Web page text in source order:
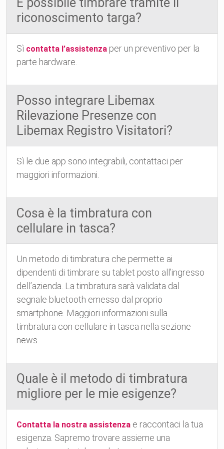
riconoscimento targa?
Sì contatta l’assistenza per un preventivo per la
parte hardware.
Posso integrare Libemax
Rilevazione Presenze con
Libemax Registro Visitatori?
Sì le due app sono integrabili, contattaci per
maggiori informazioni.
Cosa è la timbratura con
cellulare in tasca?
Un metodo di timbratura che permette ai
dipendenti di timbrare su tablet posto all’ingresso
dell’azienda. La timbratura sarà validata dal
segnale bluetooth emesso dal proprio
smartphone. Maggiori informazioni sulla
timbratura con cellulare in tasca nella sezione
news.
Quale è il metodo di timbratura
migliore per le mie esigenze?
Contatta la nostra assistenza e raccontaci la tua
esigenza. Sapremo trovare assieme una